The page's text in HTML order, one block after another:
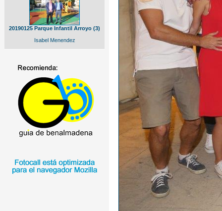
20190125 Parque Infantil Arroyo (3)
Isabel Menendez